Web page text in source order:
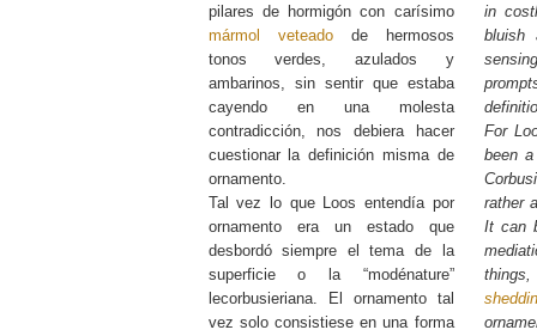
pilares de hormigón con carísimo
mármol veteadode hermosos
tonos verdes, azulados y
ambarinos, sin sentir que estaba
cayendo en una molesta
contradicción, nos debiera hacer
cuestionar la definición misma de
ornamento.
Tal vez lo que Loos entendía por
ornamento era un estado que
desbordó siempre el tema de la
superficie o la “modénature”
lecorbusieriana. El ornamento tal
vez solo consistiese en una forma
in
bluish
For
been
rather
It can